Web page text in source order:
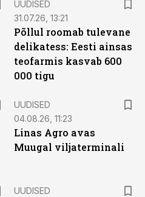
UUDISED
31.07.26, 13:21
Põllul roomab tulevane
delikatess: Eesti ainsas
teofarmis kasvab 600
000 tigu
UUDISED
04.08.26, 11:23
Linas Agro avas
Muugal viljaterminali
UUDISED